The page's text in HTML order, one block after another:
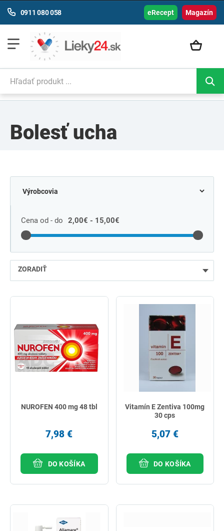
Magazín
0911 080 058 eRecept
Bolesť ucha
Cena od - do 2,00€ - 15,00€
ZORADIŤ
najpredávanejšie
podľa názvu od A
NUROFEN 400 mg 48 tbl
7,98 €
DO KOŠÍKA
Vitamín E Zentiva 100mg
30 cps
5,07 €
DO KOŠÍKA